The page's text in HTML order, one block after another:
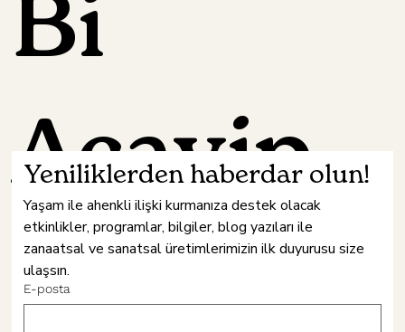
Hediye Paketi
Kışlık Şal
Seramik Palet
Tütsülü Mumluk
Cazi
Bi
Acayip
Hâne
Yeniliklerden haberdar olun!
Yaşam ile ahenkli ilişki kurmanıza destek olacak
etkinlikler, programlar, bilgiler, blog yazıları ile
zanaatsal ve sanatsal üretimlerimizin ilk duyurusu size
ulaşsın.
E-posta